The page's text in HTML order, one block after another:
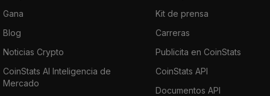
Gana
Blog
Noticias Crypto
CoinStats AI Inteligencia de
Mercado
Kit de prensa
Carreras
Publicita en CoinStats
CoinStats API
Documentos API